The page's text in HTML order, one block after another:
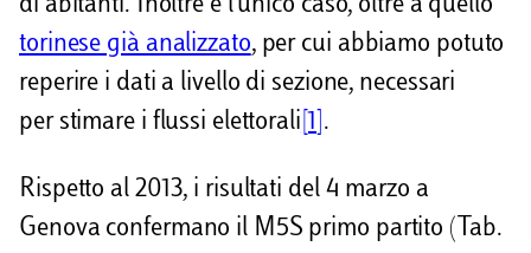
di abitanti. Inoltre è l’unico caso, oltre a quello
torinese già analizzato, per cui abbiamo potuto
reperire i dati a livello di sezione, necessari
per stimare i flussi elettorali [1] .
Rispetto al 2013, i risultati del 4 marzo a
Genova confermano il M5S primo partito (Tab.